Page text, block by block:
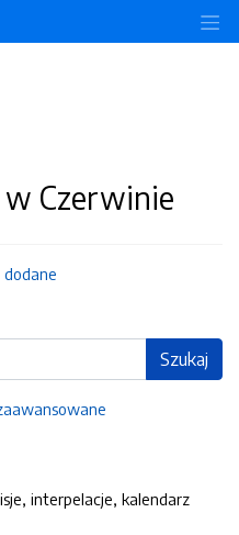
Czerwinie
Szukaj
interpelacje, kalendarz